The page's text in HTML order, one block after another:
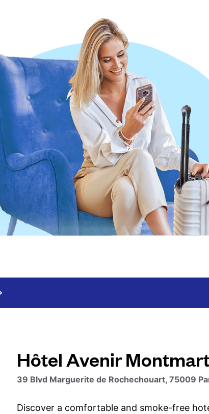
Hôtel Avenir
39 Blvd Marguerite de Rochechouart, 75009
Discover a comfortable and smoke-free